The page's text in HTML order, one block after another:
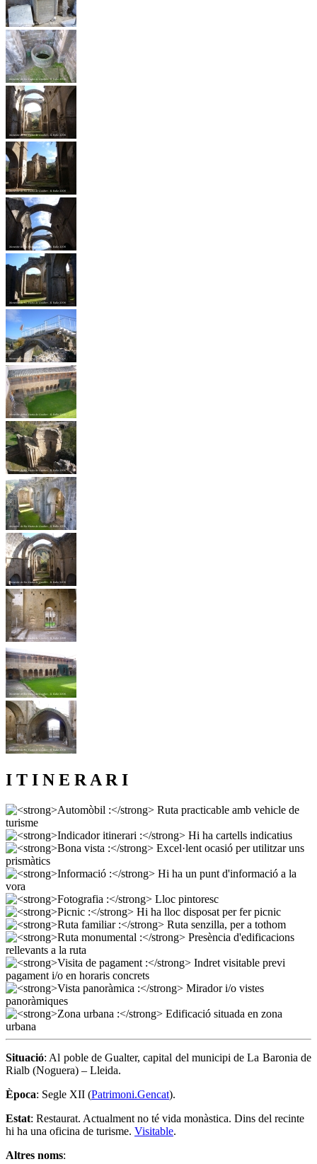
I T I N E R A R I
Situació: Al poble de Gualter, capital del municipi de La Baronia de
Rialb (Noguera) – Lleida.
Època: Segle XII (Patrimoni.Gencat).
Estat: Restaurat. Actualment no té vida monàstica. Dins del recinte
hi ha una oficina de turisme. Visitable.
Altres noms: